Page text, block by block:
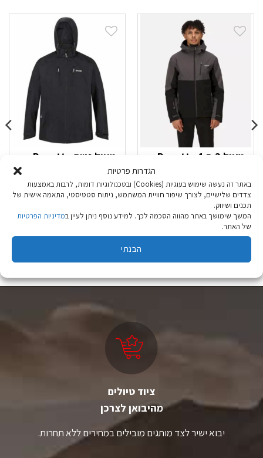
הגדרות פרטיות
באתר זה נעשה שימוש בעוגיות (Cookies) ובטכנולוגיות דומות, לרבות באמצעות
צדדים שלישיים, לצורך שיפור חוויית המשתמש, ניתוח סטטיסטי, התאמה אישית של
תכנים ושיווק.
המשך שימושך באתר מהווה הסכמה לכך. למידע נוסף ניתן לעיין במדיניות הפרטיות
של האתר.
הבנתי
מעיל 3 ב 1 Regatta
Wentwood אפור כהה
שחור
479.90
בחר אפשרויות
זה
מספר
האפשרויות
מעיל גשם Regatta
גברים
בחר אפשרויות
זה
מספר
ניתן
לבחור
האפשרויות
המוצר
ציוד טיולים
מהיבואן לצרכן
יבוא ישיר לצד מותגים מובילים במחירים ללא תחרות.